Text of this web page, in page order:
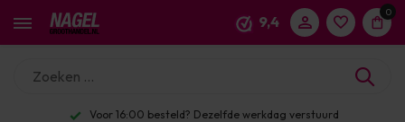
9,4
0
Voor 16:00 besteld? Dezelfde werkdag verstuurd